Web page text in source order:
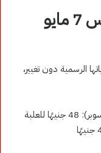
أسعار السجائر اليوم الخميس 7 مايو
الرسمية دون تغيير،